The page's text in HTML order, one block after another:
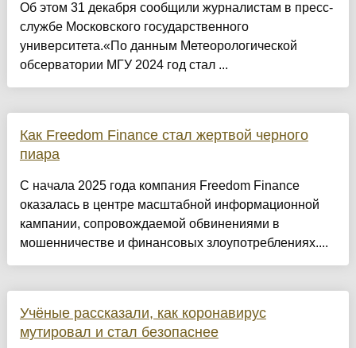
Об этом 31 декабря сообщили журналистам в пресс-
службе Московского государственного
университета.«По данным Метеорологической
обсерватории МГУ 2024 год стал ...
Как Freedom Finance стал жертвой черного
пиара
​С начала 2025 года компания Freedom Finance
оказалась в центре масштабной информационной
кампании, сопровождаемой обвинениями в
мошенничестве и финансовых злоупотреблениях....
Учёные рассказали, как коронавирус
мутировал и стал безопаснее